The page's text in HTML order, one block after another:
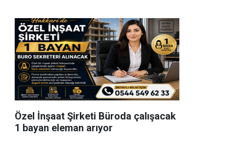
Özel İnşaat Şirketi Büroda çalışacak
1 bayan eleman arıyor